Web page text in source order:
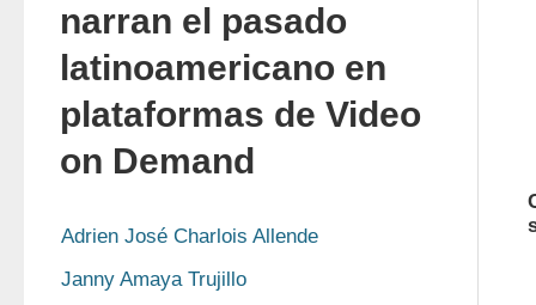
narran el pasado
latinoamericano en
plataformas de Video
on Demand
Adrien José Charlois Allende
Janny Amaya Trujillo